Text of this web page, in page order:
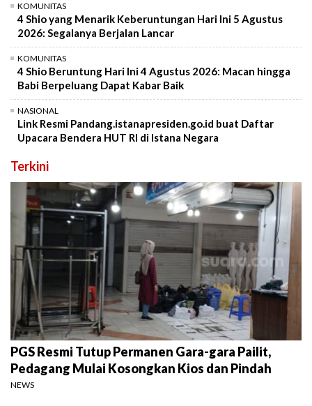
KOMUNITAS
4 Shio yang Menarik Keberuntungan Hari Ini 5 Agustus
2026: Segalanya Berjalan Lancar
KOMUNITAS
4 Shio Beruntung Hari Ini 4 Agustus 2026: Macan hingga
Babi Berpeluang Dapat Kabar Baik
NASIONAL
Link Resmi Pandang.istanapresiden.go.id buat Daftar
Upacara Bendera HUT RI di Istana Negara
Terkini
PGS Resmi Tutup Permanen Gara-gara Pailit,
Pedagang Mulai Kosongkan Kios dan Pindah
NEWS